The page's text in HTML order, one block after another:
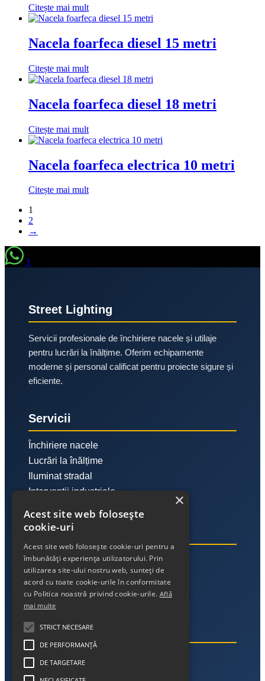
Citește mai mult
Nacela foarfeca diesel 15 metri
Citește mai mult
Nacela foarfeca diesel 18 metri
Citește mai mult
Nacela foarfeca electrica 10 metri
Citește mai mult
1
2
→
1
Street Lighting
Servicii profesionale de închiriere nacele și utilaje
pentru lucrări la înălțime. Oferim echipamente
moderne și personal calificat pentru proiecte sigure și
eficiente.
Servicii
Închiriere nacele
Lucrări la înălțime
Iluminat stradal
Intervenții industriale
Link-uri utile
Despre noi
Contact
Politica de confidențialitate
Contact
Telefon:
×
Acest site web folosește
cookie-uri
Acest site web folosește cookie-uri pentru a
îmbunătăți experiența utilizatorului. Prin
utilizarea site-ului nostru web, sunteți de
acord cu toate cookie-urile în conformitate
cu Politica noastră privind cookie-urile. Află
mai multe
STRICT NECESARE
DE PERFORMANȚĂ
DE TARGETARE